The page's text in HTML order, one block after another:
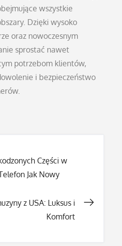
wszystkie
Dzięki wysoko
oraz nowoczesnym
sprostać nawet
potrzebom klientów,
i bezpieczeństwo
Części w
Jak Nowy
z USA: Luksus i
Komfort